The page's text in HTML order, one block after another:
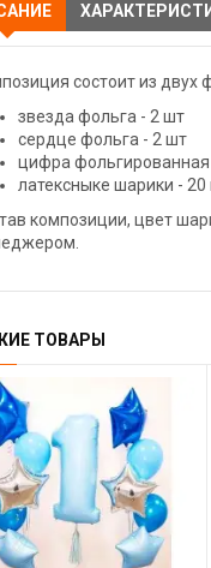
состоит из
звезда фольга - 2 шт
сердце фольга - 2 шт
цифра
латексныке шарики -
композиции, цвет
ТОВАРЫ